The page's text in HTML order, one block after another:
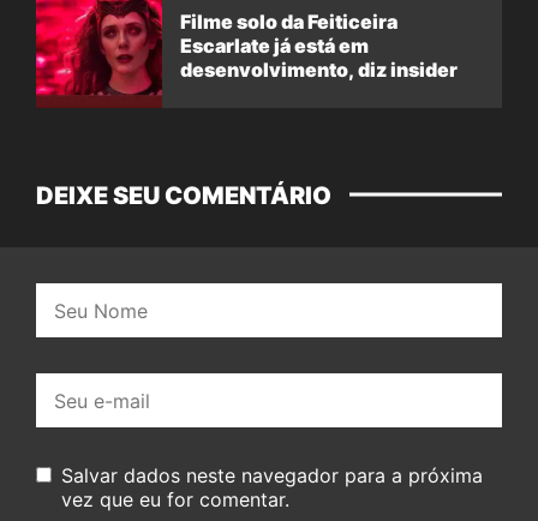
Filme solo da Feiticeira
Escarlate já está em
desenvolvimento, diz insider
DEIXE SEU COMENTÁRIO
mail:
Salvar dados neste navegador para a próxima
vez que eu for comentar.